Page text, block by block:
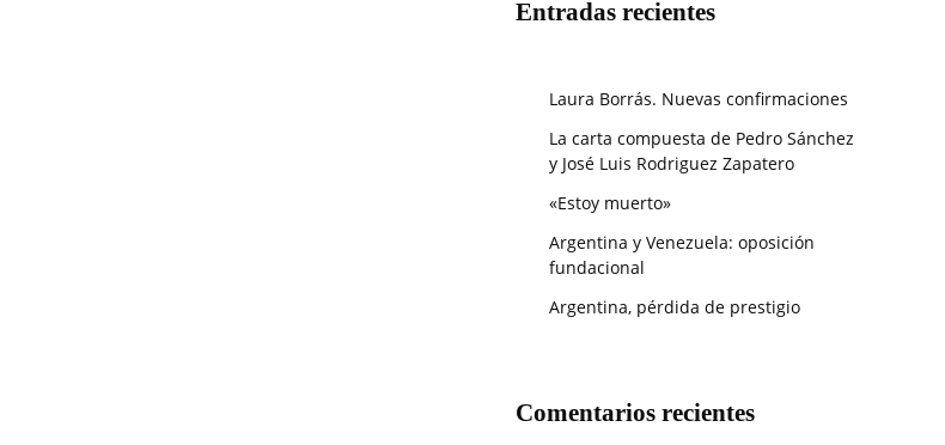
Entradas recientes
Laura Borrás. Nuevas confirmaciones
La carta compuesta de Pedro Sánchez
y José Luis Rodriguez Zapatero
«Estoy muerto»
Argentina y Venezuela: oposición
fundacional
Argentina, pérdida de prestigio
Comentarios recientes